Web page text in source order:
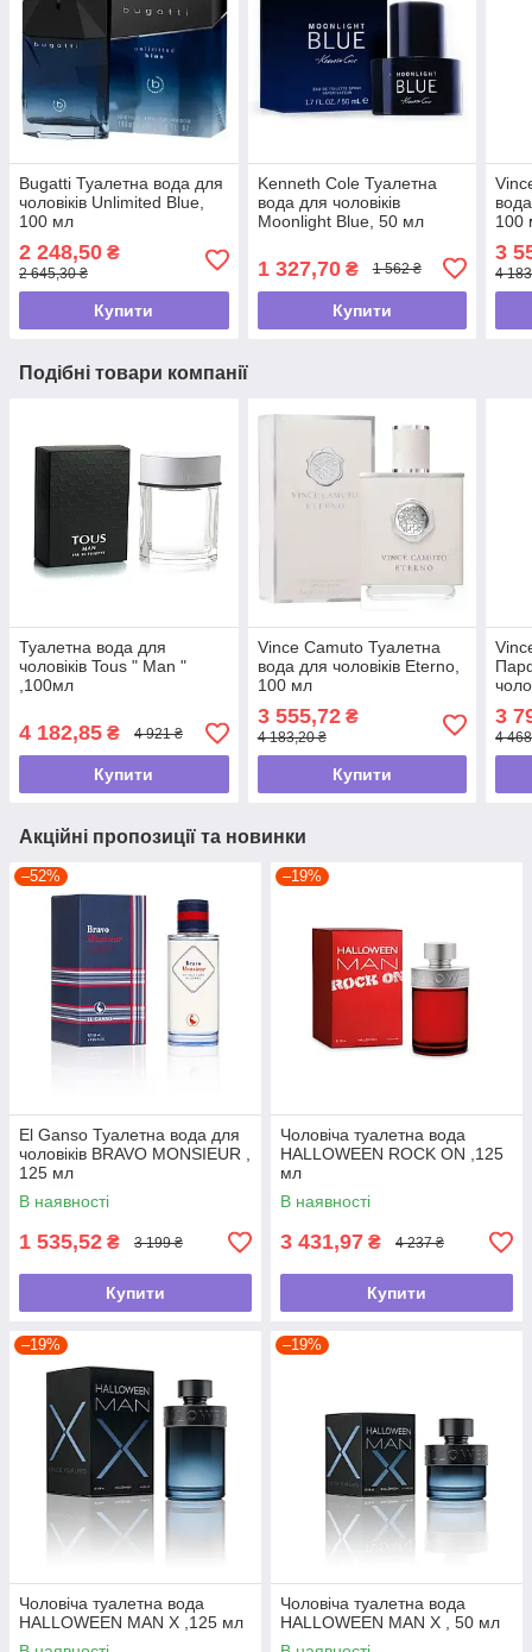
Bugatti Туалетна вода для
чоловіків Unlimited Blue,
100 мл
2 248,50 ₴
2 645,30 ₴
Купити
Kenneth Cole Туалетна
вода для чоловіків
Moonlight Blue, 50 мл
1 327,70₴ 1 562 ₴
Купити
100
3
4
Подібні товари компанії
Туалетна вода для
чоловіків Tous " Man "
,100мл
4 182,85 ₴ 4 921 ₴
Купити
Vince Camuto Туалетна
вода для чоловіків Eterno,
100 мл
3 555,72₴
4 183,20 ₴
Купити
100
3
4
Акційні пропозиції та новинки
–52%
El Ganso Туалетна вода для
чоловіків BRAVO MONSIEUR ,
125 мл
В наявності
1 535,52 ₴ 3 199 ₴
Купити
–19%
Чоловіча туалетна вода
HALLOWEEN ROCK ON ,125
мл
В наявності
3 431,97 ₴ 4 237 ₴
Купити
–19%
Чоловіча туалетна вода
HALLOWEEN MAN X ,125 мл
–19%
Чоловіча туалетна вода
HALLOWEEN MAN X , 50 мл